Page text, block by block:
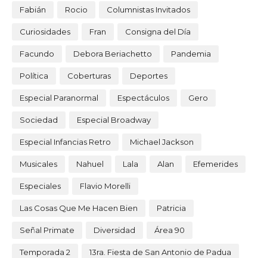
Fabián Rocio Columnistas Invitados
Curiosidades Fran Consigna del Día
Facundo Debora Beriachetto Pandemia
Política Coberturas Deportes
Especial Paranormal Espectáculos Gero
Sociedad Especial Broadway
Especial Infancias Retro Michael Jackson
Musicales Nahuel Lala Alan Efemerides
Especiales Flavio Morelli
Las Cosas Que Me Hacen Bien Patricia
Señal Primate Diversidad Área 90
Temporada 2 13ra. Fiesta de San Antonio de Padua